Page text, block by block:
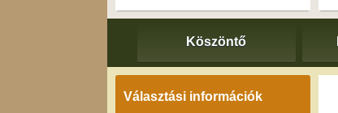
Köszöntő
Választási információk